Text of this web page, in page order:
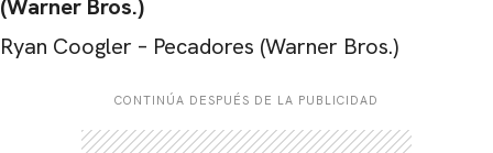
(Warner Bros.)
Ryan Coogler – Pecadores (Warner Bros.)
CONTINÚA DESPUÉS DE LA PUBLICIDAD